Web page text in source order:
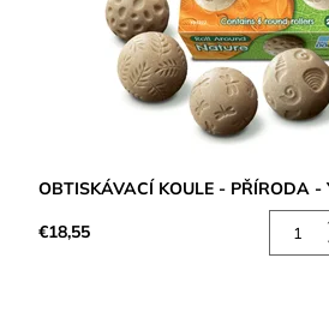
OBTISKÁVACÍ KOULE - PŘÍRODA -
€18,55